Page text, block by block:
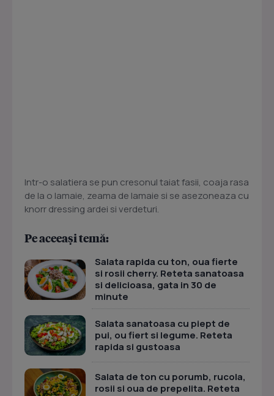
Intr-o salatiera se pun cresonul taiat fasii, coaja rasa
de la o lamaie, zeama de lamaie si se asezoneaza cu
knorr dressing ardei si verdeturi.
Pe aceeași temă:
Salata rapida cu ton, oua fierte
si rosii cherry. Reteta sanatoasa
si delicioasa, gata in 30 de
minute
Salata sanatoasa cu piept de
pui, ou fiert si legume. Reteta
rapida si gustoasa
Salata de ton cu porumb, rucola,
rosii si oua de prepelita. Reteta